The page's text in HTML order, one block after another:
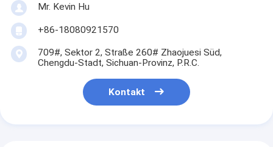
Mr. Kevin Hu
+86-18080921570
709#, Sektor 2, Straße 260# Zhaojuesi Süd,
Chengdu-Stadt, Sichuan-Provinz, P.R.C.
Kontakt